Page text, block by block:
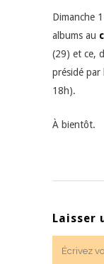
Dimanche
albums au
(29) et ce,
présidé par
18h).
À bientôt.
Laisser